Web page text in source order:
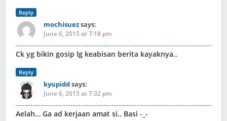
Reply
mochisuezsays:
June 6, 2015 at 7:18 pm
Ck yg bikin gosip lg keabisan berita kayaknya..
Reply
kyupiddsays:
June 6, 2015 at 7:32 pm
Aelah… Ga ad kerjaan amat si.. Basi -_-